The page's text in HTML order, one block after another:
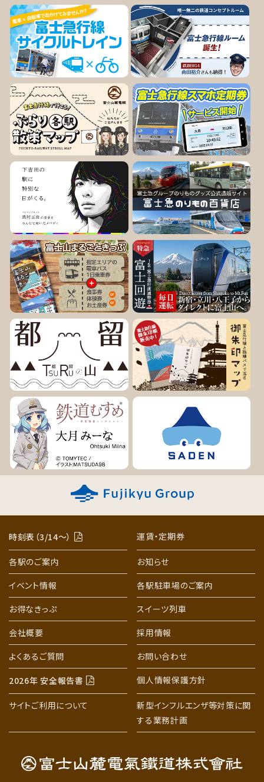
時刻表（3/14〜） 運賃・定期券
各駅のご案内
お知らせ
イベント情報
各駅駐車場のご案内
お得なきっぷ
スイーツ列車
会社概要
採用情報
よくあるご質問
お問い合わせ
2026年 安全報告書 個人情報保護方針
サイトご利用について
新型インフルエンザ等対策に関
する業務計画